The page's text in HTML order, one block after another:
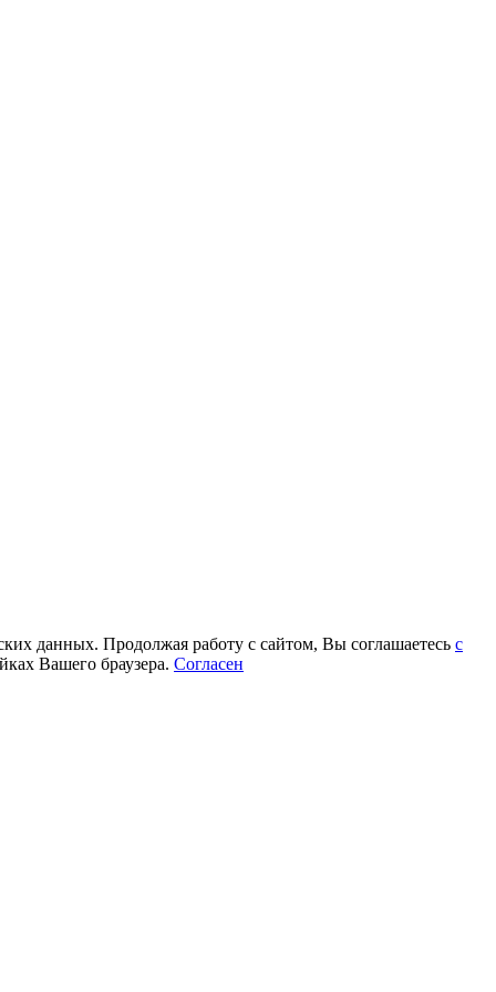
данных. Продолжая работу с сайтом, Вы соглашаетесь с
Вашего браузера. Согласен